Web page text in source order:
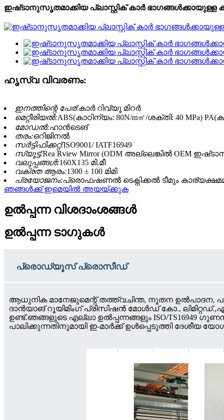
ഇഷ്‌ടാനുസൃതമാക്കിയ പ്ലാസ്റ്റിക് കാർ ഭാഗങ്ങൾക്കായുള്ള
ഹൃസ്വ വിവരണം:
ഇനത്തിന്റെ പേര്:കാർ റിവ്യൂ മിറർ
മെറ്റീരിയൽ:ABS(കാഠിന്യം: 80N/m㎡/ശക്തി: 40 MPa)
മോഡൽ:ഹാൻടെങ്
തരം:ഒറിജിനൽ
സർട്ടിഫിക്കറ്റ്:ISO9001/ IATF16949
സ്യൂട്ട്:Rea Rview Mirror (ODM അല്ലെങ്കിൽ OEM
വലുപ്പങ്ങൾ:160X135 മി.മീ
വക്രത ആരം:1300 ± 100 മിമി
പ്രയോജനം:പ്രൊഫഷണൽ ടെക്നിക്കൽ ടീമും
ഞങ്ങൾക്ക് ഇമെയിൽ അയയ്ക്കുക
ഉൽപ്പന്ന വിശദാംശങ്ങൾ
ഉൽപ്പന്ന ടാഗുകൾ
പ്രൊഡ്യൂസ് പ്രൊസീഡ്
ആധുനിക മാനേജുമെന്റ് തത്ത്വചിന്ത, നൂതന
ദാൻയാങ് റൂയിമിംഗ് പ്രിസിഷൻ മോൾഡ് കോ.,
ഉണ്ട്.ഞങ്ങളുടെ എല്ലാ ഉൽപ്പന്നങ്ങളും ISO/TS16949
പാലിക്കുന്നതിനുമായി ഇ-മാർക്ക് ഉൾപ്പെടുത്തി ദേശീയ